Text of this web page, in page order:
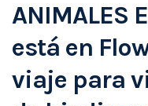
ANIMALES
está en
viaje para